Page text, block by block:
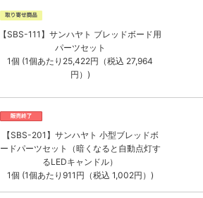
【SBS-111】サンハヤト ブレッドボード用
パーツセット
1個 (1個あたり25,422円（税込 27,964
円）)
【SBS-201】サンハヤト 小型ブレッドボ
ードパーツセット（暗くなると自動点灯す
るLEDキャンドル）
1個 (1個あたり911円（税込 1,002円）)